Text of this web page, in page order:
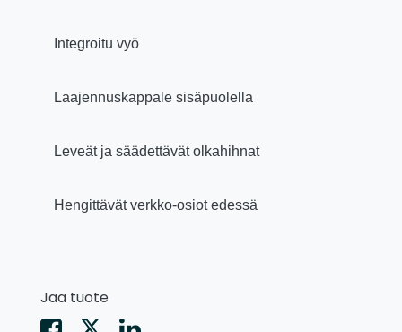
Integroitu vyö
Laajennuskappale sisäpuolella
Leveät ja säädettävät olkahihnat
Hengittävät verkko-osiot edessä
Jaa tuote